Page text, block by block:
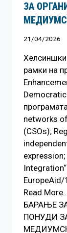
ЗА
21/04/2026
рамки на
Democratic
networks
(CSOs);
Read
БАРАЊЕ
ПОНУДИ